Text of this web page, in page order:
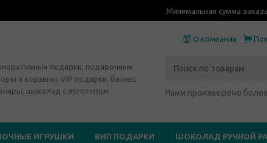
Минимальная сумма
О компании
подарки, подарочные
и корзины, VIP подарки, бизнес
шоколад с логотипом
Нами произведено
ИГРУШКИ ВИП ПОДАРКИ ШОКОЛАД РУЧНОЙ